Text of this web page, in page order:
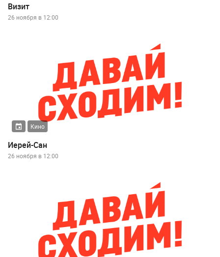
Визит
26 ноября в 12:00
Кино
Иерей-Сан
26 ноября в 12:00